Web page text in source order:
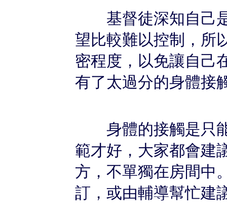
基督徒深知自己是
望比較難以控制，所
密程度，以免讓自己
有了太過分的身體接
身體的接觸是只能
範才好，大家都會建
方，不單獨在房間中
訂，或由輔導幫忙建